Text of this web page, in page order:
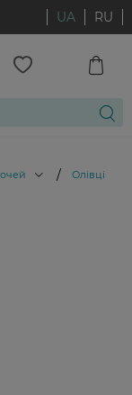
UA RU
/ Олівці для